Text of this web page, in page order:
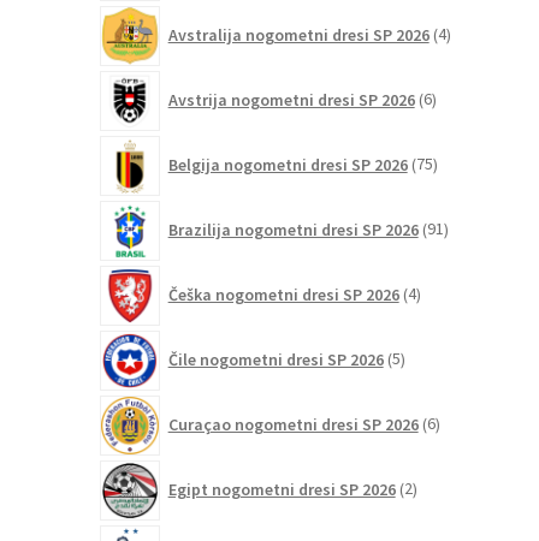
Avstralija nogometni dresi SP 2026 4izdelki
Avstrija nogometni dresi SP 2026 6izdelkov
Belgija nogometni dresi SP 2026 75izdelkov
Brazilija nogometni dresi SP 2026 91izdelkov
Češka nogometni dresi SP 2026 4izdelki
Čile nogometni dresi SP 2026 5izdelkov
Curaçao nogometni dresi SP 2026 6izdelkov
Egipt nogometni dresi SP 2026 2izdelka